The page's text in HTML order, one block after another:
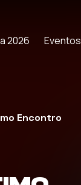
2026 Eventos
Encontro